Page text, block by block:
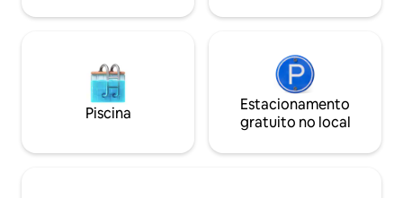
acomodação dos seus sonhos.
secretas dos
Piscina
Estacionamento
gratuito no local